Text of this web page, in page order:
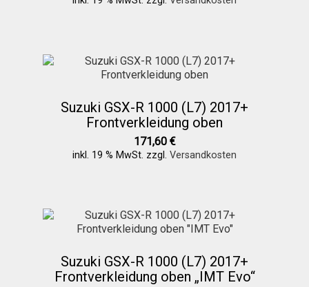
Suzuki GSX-R 1000 (L7) 2017+
Frontverkleidung oben
171,60 €
inkl. 19 % MwSt. zzgl. Versandkosten
Suzuki GSX-R 1000 (L7) 2017+
Frontverkleidung oben „IMT Evo“